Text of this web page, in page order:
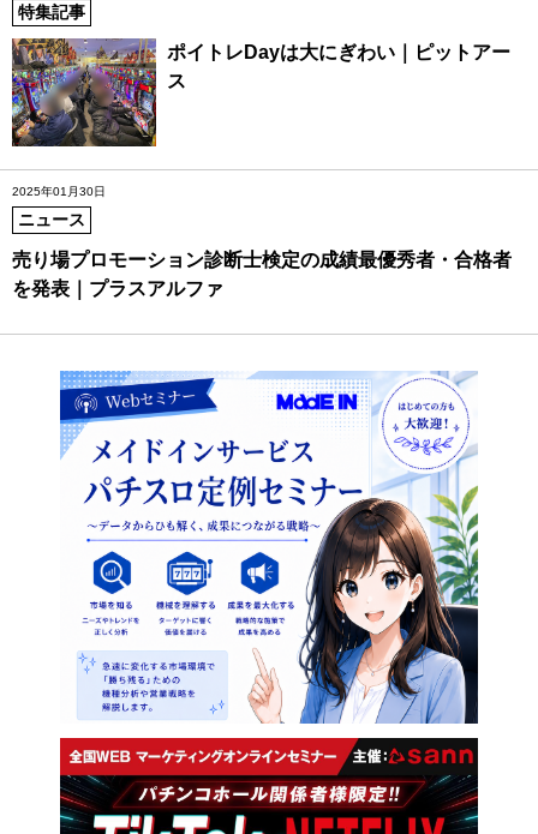
特集記事
ポイトレDayは大にぎわい｜ピットアー
ス
2025年01月30日
ニュース
売り場プロモーション診断士検定の成績最優秀者・合格者
を発表｜プラスアルファ